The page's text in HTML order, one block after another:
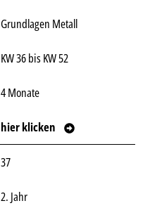
Grundlagen Metall
KW 36 bis KW 52
4 Monate
hier klicken
37
2. Jahr